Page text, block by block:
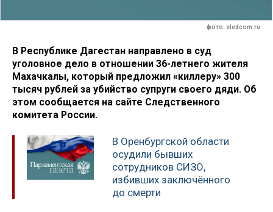
фото: sledcom.ru
В Республике Дагестан направлено в суд
уголовное дело в отношении 36-летнего жителя
Махачкалы, который предложил «киллеру» 300
тысяч рублей за убийство супруги своего дяди. Об
этом сообщается на сайте Следственного
комитета России.
В Оренбургской области
осудили бывших
сотрудников СИЗО,
избивших заключённого
до смерти